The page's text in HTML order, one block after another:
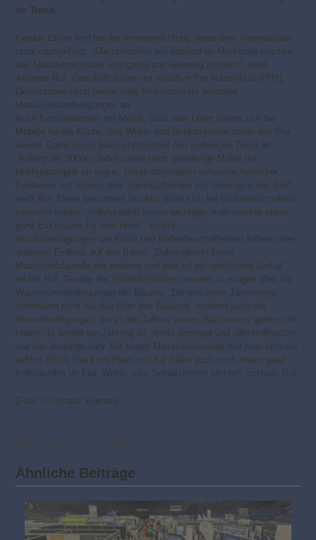
im Trend.
Gerade Eiche wird bei der Inneneinrichtung sowie dem Innenausbau
stark nachgefragt. „Die optischen wie haptischen Merkmale machen
das Massivholzmöbel einzigartig und lebendig zugleich“, weiß
Andreas Ruf, Geschäftsführer der Initiative Pro Massivholz (IPM).
Dementsprechend bieten viele Möbelanbieter verstärkt
Massivholzanfertigungen an.
Auch Kombinationen mit Metall, Glas oder Leder finden sich bei
Möbeln für die Küche, das Wohn- und Schlafzimmer sowie den Flur
wieder. Damit lösen Massivholzmöbel den vorherigen Trend ab:
„Anfang der 2000er-Jahre waren noch geradlinige Möbel mit
Hochglanzoptik en vogue. Heute dominieren schwarze Astlöcher,
Farbkerne mit Rissen oder Stirnholzflächen mit Jahrringen das Bild“,
weiß Ruf. Diese besondere Struktur finde sich bei Eichenholzmöbeln
vermehrt wieder. „Individualität immer wichtiger, man möchte etwas
ganz Exklusives für sein Heim“, so Ruf.
Wuchsbedingungen wie Klima und Bodenbeschaffenheit haben unter
anderem Einfluss auf den Baum. „Daher gleicht keine
Massivholzlamelle der anderen und jede ist ein natürliches Unikat“,
erklärt Ruf. Gerade die Stirnholzflächen verraten so einiges über die
Wachstumsbedingungen der Bäume. „Die einzelnen Jahresringe
offenbaren nicht nur das Alter des Baumes, sondern auch die
Wetterbedingungen, die in den Jahren seines Wachstums geherrscht
haben. Je breiter ein Jahrring ist, desto sonniger und nährstoffreicher
war das jeweilige Jahr. Mit einem Massivholzmöbel holt man sich ein
echtes Stück Natur ins Haus und hat dabei auch noch etwas ganz
Individuelles im Flur, Wohn- oder Schlafzimmer stehen“, schließt Ruf.
(Foto: © Torhaus Warnau)
Ähnliche Beiträge